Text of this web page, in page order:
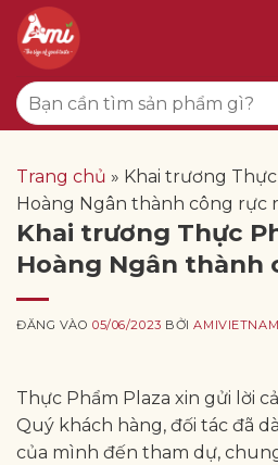
qua
dung
Tìm
kiếm:
Trang chủ » Khai trương Thực
Hoàng Ngân thành công rực
Khai trương Thực
Hoàng Ngân thành
ĐĂNG VÀO05/06/2023 BỞIAMIVIETNAM
Thực Phẩm Plaza xin gửi lời
Quý khách hàng, đối tác đã
của mình đến tham dự,